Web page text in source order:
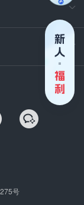
号
安
企